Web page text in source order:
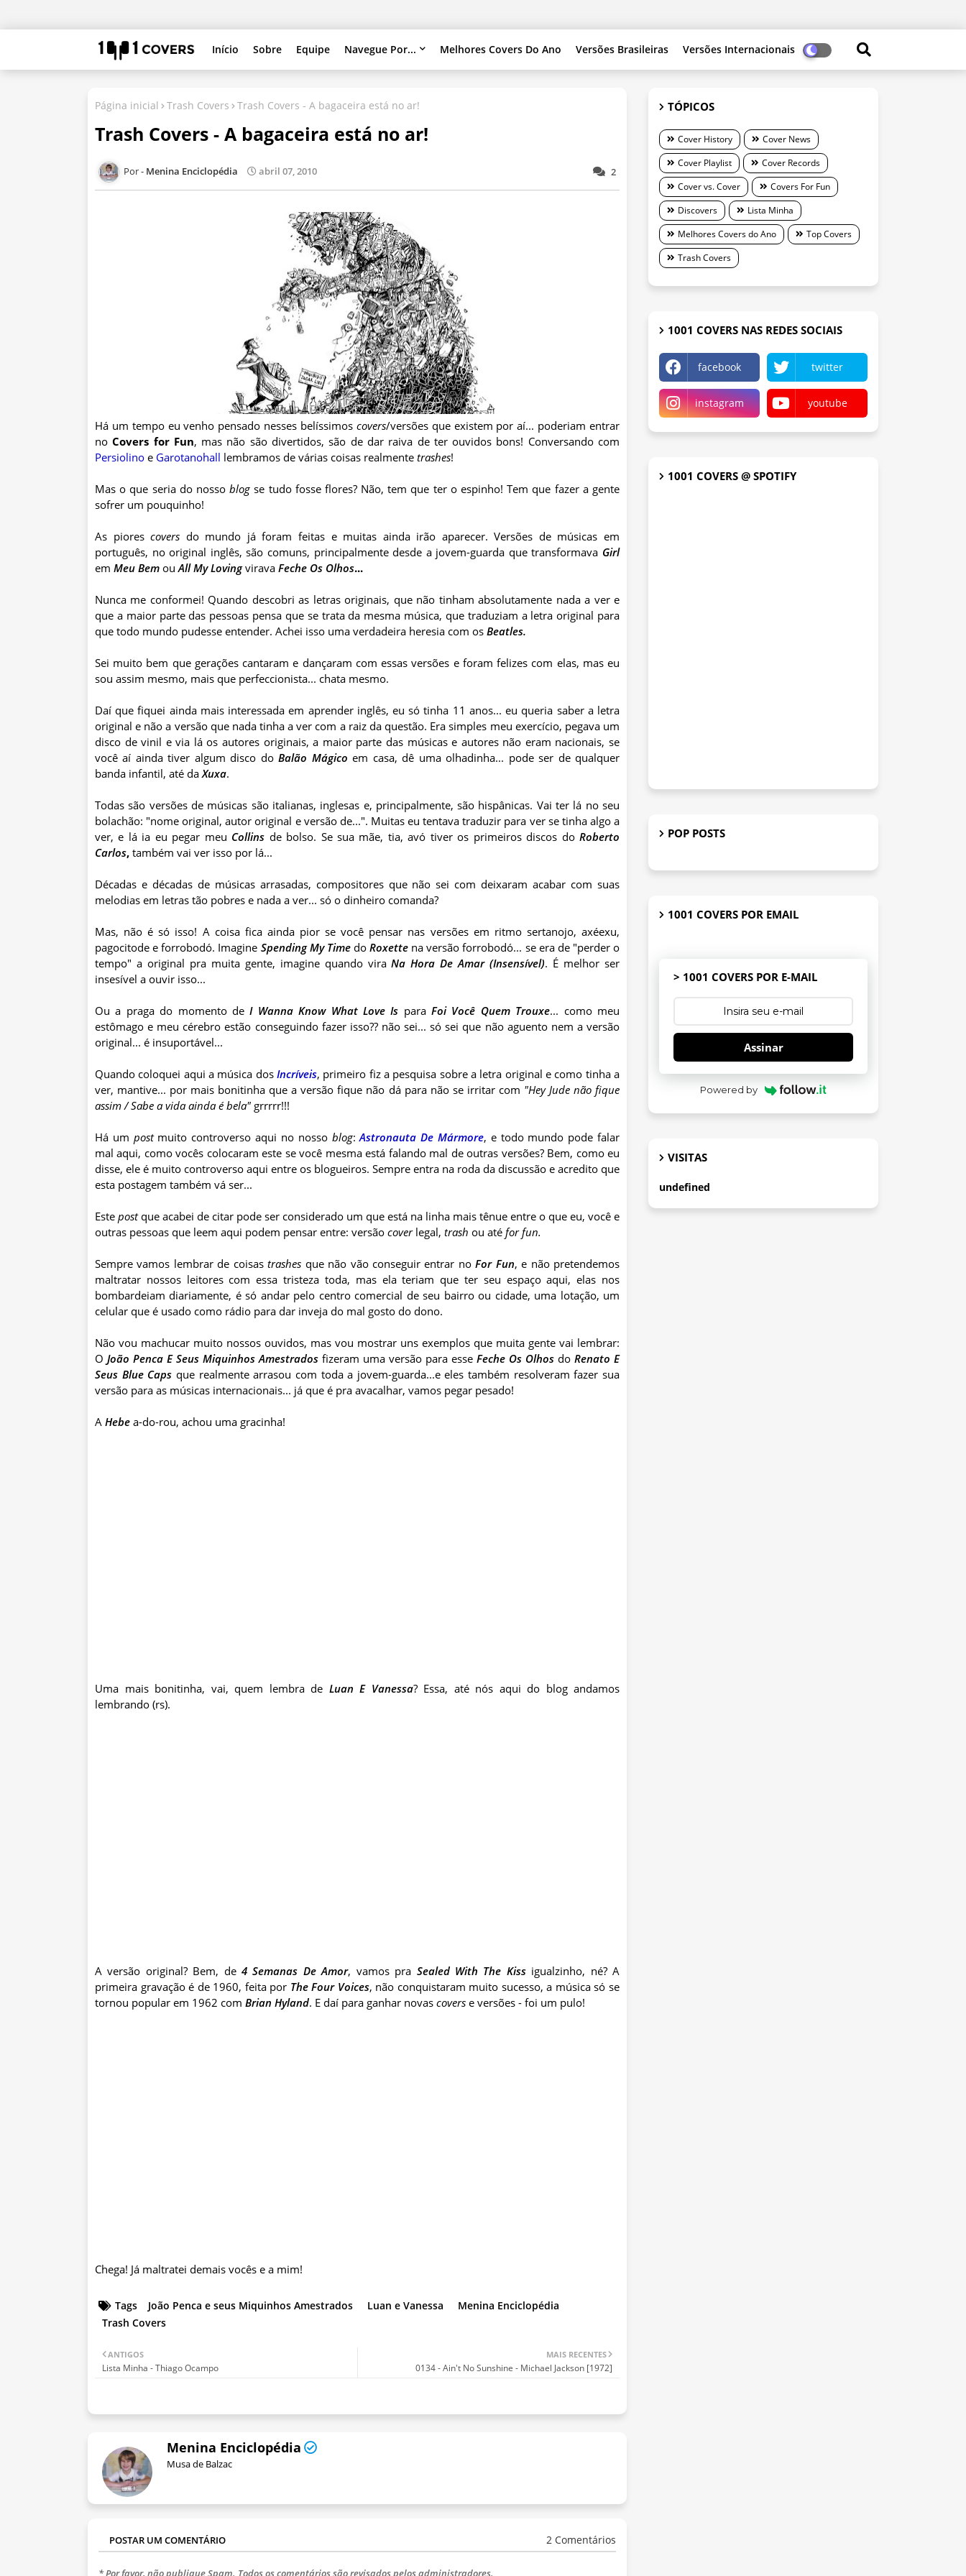
Início Sobre Equipe Navegue Por... Melhores Covers Do Ano Versões Brasileiras Versões Internacionais
Página inicial Trash Covers Trash Covers - A bagaceira está no ar!
Trash Covers - A bagaceira está no ar!
2
Menina Enciclopédia abril 07, 2010
Há um tempo eu venho pensado nesses belíssimos covers/versões que existem por aí... poderiam entrar
noCovers for Fun, mas não são divertidos, são de dar raiva de ter ouvidos bons! Conversando com
Persiolino e Garotanohall lembramos de várias coisas realmente trashes!
Mas o que seria do nossoblog se tudo fosse flores? Não, tem que ter o espinho! Tem que fazer a gente
sofrer um pouquinho!
As piorescovers do mundo já foram feitas e muitas ainda irão aparecer. Versões de músicas em
português, no original inglês, são comuns, principalmente desde a jovem-guarda que transformava Girl
em Meu Bem ouAll My Lovingvirava Feche Os Olhos...
Nunca me conformei! Quando descobri as letras originais, que não tinham absolutamente nada a ver e
que a maior parte das pessoas pensa que se trata da mesma música, que traduziam a letra original para
que todo mundo pudesse entender. Achei isso uma verdadeira heresia com os Beatles.
Sei muito bem que gerações cantaram e dançaram com essas versões e foram felizes com elas, mas eu
sou assim mesmo, mais que perfeccionista... chata mesmo.
Daí que fiquei ainda mais interessada em aprender inglês, eu só tinha 11 anos... eu queria saber a letra
original e não a versão que nada tinha a ver com a raiz da questão. Era simples meu exercício, pegava um
disco devinil e via lá os autores originais, a maior parte das músicas e autores não eram nacionais, se
você aí ainda tiver algum disco doBalão Mágico em casa, dê umaolhadinha... pode ser de qualquer
banda infantil, até da Xuxa.
Todas são versões de músicas são italianas, inglesas e, principalmente, são hispânicas. Vai ter lá no seu
bolachão: "nome original, autor original e versão de...". Muitas eu tentava traduzir para ver se tinha algo a
ver, e lá ia eu pegar meu Collins de bolso. Se sua mãe, tia, avó tiver os primeiros discos doRoberto
Carlos, também vai ver isso por lá...
Décadas e décadas de músicas arrasadas, compositores que não sei com deixaram acabar com suas
melodias em letras tão pobres e nada a ver... só o dinheiro comanda?
Mas, não é só isso! A coisa fica ainda pior se você pensar nas versões em ritmo sertanojo,axéexu,
pagocitode e forrobodó. Imagine Spending My Timedo Roxette na versão forrobodó... se era de "perder o
tempo" a original pra muita gente, imagine quando viraNa Hora De Amar (Insensível). É melhor ser
insesível a ouvir isso...
Ou a praga do momento deI Wanna Know What LoveIs paraFoi Você Quem Trouxe... como meu
estômago e meu cérebro estão conseguindo fazer isso?? não sei... só sei que não aguento nem a versão
original... é insuportável...
Quando coloquei aqui a música dos Incríveis, primeiro fiz a pesquisa sobre a letra original e como tinha a
ver, mantive... por mais bonitinha que a versão fique não dá para não se irritar com "Hey Judenão fique
assim / Sabe a vida ainda é bela" grrrrr!!!
Há um postmuito controverso aqui no nosso blog:Astronauta De Mármore, e todo mundo pode falar
mal aqui, como vocês colocaram este se você mesma está falando mal de outras versões? Bem, como eu
disse, ele é muito controverso aqui entre os blogueiros. Sempre entra na roda da discussão e acredito que
esta postagem também vá ser...
Este postque acabei de citar pode ser considerado um que está na linha mais tênue entre o que eu, você e
outras pessoas que leem aqui podem pensar entre: versão coverlegal, trash ou até forfun.
Sempre vamos lembrar de coisastrashes que não vão conseguir entrar noFor Fun, e não pretendemos
maltratar nossos leitores com essa tristeza toda, mas ela teriam que ter seu espaço aqui, elas nos
bombardeiam diariamente, é só andar pelo centro comercial de seu bairro ou cidade, uma lotação, um
celular que é usado como rádio para dar inveja do mal gosto do dono.
Não vou machucar muito nossos ouvidos, mas vou mostrar uns exemplos que muita gente vai lembrar:
O João Penca E Seus Miquinhos Amestrados fizeram uma versão para esse Feche Os Olhos do Renato E
Seus Blue Caps que realmente arrasou com toda a jovem-guarda...e eles também resolveram fazer sua
versão para as músicas internacionais... já que é pra avacalhar, vamos pegar pesado!
A Hebe a-do-rou, achou uma gracinha!
Uma mais bonitinha, vai, quem lembra de Luan E Vanessa? Essa, até nós aqui do blog andamos
lembrando (rs).
A versão original? Bem, de4 Semanas De Amor, vamos pra Sealed With The Kiss igualzinho, né? A
primeira gravação é de 1960, feita por The Four Voices, não conquistaram muito sucesso, a música só se
tornou popular em 1962 com Brian Hyland. E daí para ganhar novas covers e versões - foi um pulo!
Chega! Já maltratei demais vocês e a mim!
Tags João Penca e seus Miquinhos Amestrados Luan e Vanessa
Menina Enciclopédia
Trash Covers
MAIS RECENTES
0134 - Ain't No Sunshine - Michael Jackson [1972]
ANTIGOS
Lista Minha - Thiago Ocampo
Menina Enciclopédia
Musa de Balzac
POSTAR UM COMENTÁRIO 2 Comentários
* Por favor, não publique Spam. Todos os comentários são revisados pelos administradores.
TÓPICOS
Cover History
Cover News
Cover Playlist
Cover Records
Cover vs. Cover
Covers For Fun
Discovers
Lista Minha
Melhores Covers do Ano
Top Covers
Trash Covers
1001 COVERS NAS REDES SOCIAIS
facebook twitter
instagram youtube
1001 COVERS @ SPOTIFY
POP POSTS
1001 COVERS POR EMAIL
> 1001 COVERS POR E-MAIL
Assinar
Powered by
VISITAS
undefned